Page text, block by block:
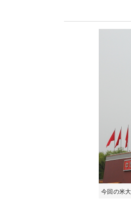
今回の米